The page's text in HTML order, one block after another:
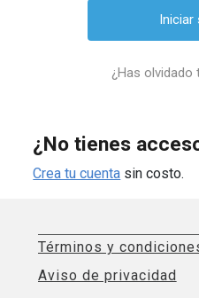
¿Has olvidado
¿No tienes
Crea tu cuenta sin costo.
Términos y
Aviso de privacidad